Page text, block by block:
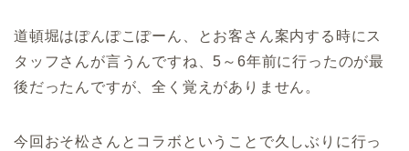
道頓堀はぽんぽこぽーん、とお客さん案内する時にス
タッフさんが言うんですね、5～6年前に行ったのが最
後だったんですが、全く覚えがありません。
今回おそ松さんとコラボということで久しぶりに行っ